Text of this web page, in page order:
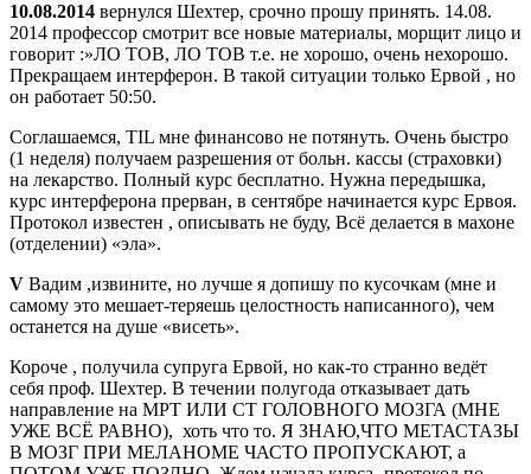
10.08.2014 вернулся Шехтер, срочно прошу принять. 14.08.
2014 профессор смотрит все новые материалы, морщит лицо и
говорит :»ЛО ТОВ, ЛО ТОВ т.е. не хорошо, очень нехорошо.
Прекращаем интерферон. В такой ситуации только Ервой , но
он работает 50:50.
Соглашаемся, TIL мне финансово не потянуть. Очень быстро
(1 неделя) получаем разрешения от больн. кассы (страховки)
на лекарство. Полный курс бесплатно. Нужна передышка,
курс интерферона прерван, в сентябре начинается курс Ервоя.
Протокол известен , описывать не буду, Всё делается в махоне
(отделении) «эла».
V Вадим ,извините, но лучше я допишу по кусочкам (мне и
самому это мешает-теряешь целостность написанного), чем
останется на душе «висеть».
Короче , получила супруга Ервой, но как-то странно ведёт
себя проф. Шехтер. В течении полугода отказывает дать
направление на МРТ ИЛИ СТ ГОЛОВНОГО МОЗГА (МНЕ
УЖЕ ВСЁ РАВНО), хоть что то. Я ЗНАЮ,ЧТО МЕТАСТАЗЫ
В МОЗГ ПРИ МЕЛАНОМЕ ЧАСТО ПРОПУСКАЮТ, а